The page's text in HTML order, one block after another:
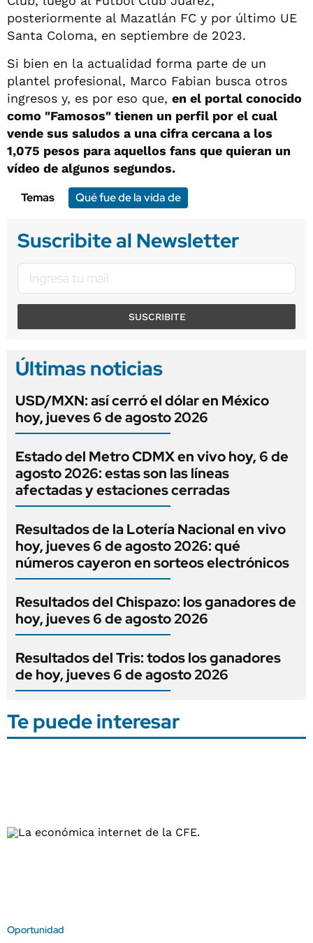
posteriormente al Mazatlán FC y por último UE
Santa Coloma, en septiembre de 2023.
Si bien en la actualidad forma parte de un
plantel profesional, Marco Fabian busca otros
ingresos y, es por eso que, en el portal conocido
como "Famosos" tienen un perfil por el cual
vende sus saludos a una cifra cercana a los
1,075 pesos para aquellos fans que quieran un
vídeo de algunos segundos.
Temas
Qué fue de la vida de
Suscribite al Newsletter
SUSCRIBITE
Últimas noticias
USD/MXN: así cerró el dólar en México
hoy, jueves 6 de agosto 2026
Estado del Metro CDMX en vivo hoy, 6 de
agosto 2026: estas son las líneas
afectadas y estaciones cerradas
Resultados de la Lotería Nacional en vivo
hoy, jueves 6 de agosto 2026: qué
números cayeron en sorteos electrónicos
Resultados del Chispazo: los ganadores de
hoy, jueves 6 de agosto 2026
Resultados del Tris: todos los ganadores
de hoy, jueves 6 de agosto 2026
Te puede interesar
Oportunidad